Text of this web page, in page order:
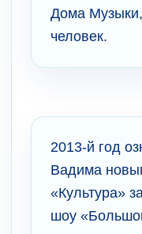
Дома
человек.
2013-й год
Вадима
«Культура»
шоу